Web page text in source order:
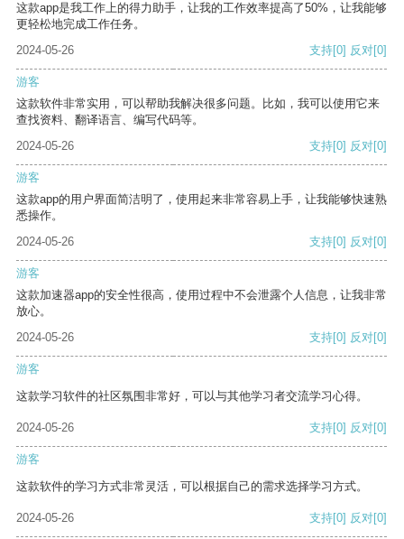
这款app是我工作上的得力助手，让我的工作效率提高了50%，让我能够
更轻松地完成工作任务。
2024-05-26
支持[0] 反对[0]
游客
这款软件非常实用，可以帮助我解决很多问题。比如，我可以使用它来
查找资料、翻译语言、编写代码等。
2024-05-26
支持[0] 反对[0]
游客
这款app的用户界面简洁明了，使用起来非常容易上手，让我能够快速熟
悉操作。
2024-05-26
支持[0] 反对[0]
游客
这款加速器app的安全性很高，使用过程中不会泄露个人信息，让我非常
放心。
2024-05-26
支持[0] 反对[0]
游客
这款学习软件的社区氛围非常好，可以与其他学习者交流学习心得。
2024-05-26 支持[0] 反对[0]
游客
这款软件的学习方式非常灵活，可以根据自己的需求选择学习方式。
2024-05-26 支持[0] 反对[0]